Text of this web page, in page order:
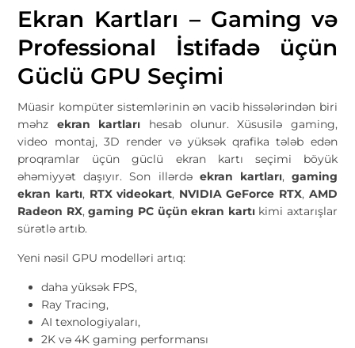
Ekran Kartları – Gaming və
Professional İstifadə üçün
Güclü GPU Seçimi
Müasir kompüter sistemlərinin ən vacib hissələrindən biri
məhz ekran kartları hesab olunur. Xüsusilə gaming,
video montaj, 3D render və yüksək qrafika tələb edən
proqramlar üçün güclü ekran kartı seçimi böyük
əhəmiyyət daşıyır. Son illərdə ekran kartları, gaming
ekran kartı, RTX videokart, NVIDIA GeForce RTX, AMD
Radeon RX,gaming PC üçün ekran kartıkimi axtarışlar
sürətlə artıb.
Yeni nəsil GPU modelləri artıq:
daha yüksək FPS,
Ray Tracing,
AI texnologiyaları,
2K və 4K gaming performansı